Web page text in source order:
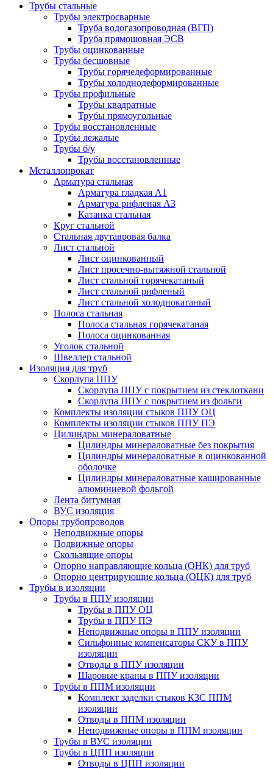
Трубы стальные
Трубы электросварные
Труба водогазопроводная (ВГП)
Труба прямошовная ЭСВ
Трубы оцинкованные
Трубы бесшовные
Трубы горячедеформированные
Трубы холоднодеформированные
Трубы профильные
Трубы квадратные
Трубы прямоугольные
Трубы восстановленные
Трубы лежалые
Трубы б/у
Трубы восстановленные
Металлопрокат
Арматура стальная
Арматура гладкая А1
Арматура рифленая А3
Катанка стальная
Круг стальной
Стальная двутавровая балка
Лист стальной
Лист оцинкованный
Лист просечно-вытяжной стальной
Лист стальной горячекатаный
Лист стальной рифленый
Лист стальной холоднокатаный
Полоса стальная
Полоса стальная горячекатаная
Полоса оцинкованная
Уголок стальной
Швеллер стальной
Изоляция для труб
Скорлупа ППУ
Скорлупа ППУ с покрытием из стеклоткани
Скорлупа ППУ с покрытием из фольги
Комплекты изоляции стыков ППУ ОЦ
Комплекты изоляции стыков ППУ ПЭ
Цилиндры минераловатные
Цилиндры минераловатные без покрытия
Цилиндры минераловатные в оцинкованной
оболочке
Цилиндры минераловатные кашированные
алюминиевой фольгой
Лента битумная
ВУС изоляция
Опоры трубопроводов
Неподвижные опоры
Подвижные опоры
Скользящие опоры
Опорно направляющие кольца (ОНК) для труб
Опорно центрирующие кольца (ОЦК) для труб
Трубы в изоляции
Трубы в ППУ изоляции
Трубы в ППУ ОЦ
Трубы в ППУ ПЭ
Неподвижные опоры в ППУ изоляции
Сильфонные компенсаторы СКУ в ППУ
изоляции
Отводы в ППУ изоляции
Шаровые краны в ППУ изоляции
Трубы в ППМ изоляции
Комплект заделки стыков КЗС ППМ
изоляции
Отводы в ППМ изоляции
Неподвижные опоры в ППМ изоляции
Трубы в ВУС изоляции
Трубы в ЦПП изоляции
Отводы в ЦПП изоляции